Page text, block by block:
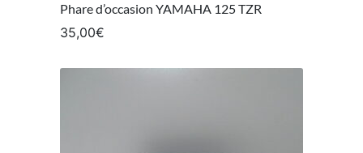
Phare d’occasion YAMAHA 125 TZR
35,00€